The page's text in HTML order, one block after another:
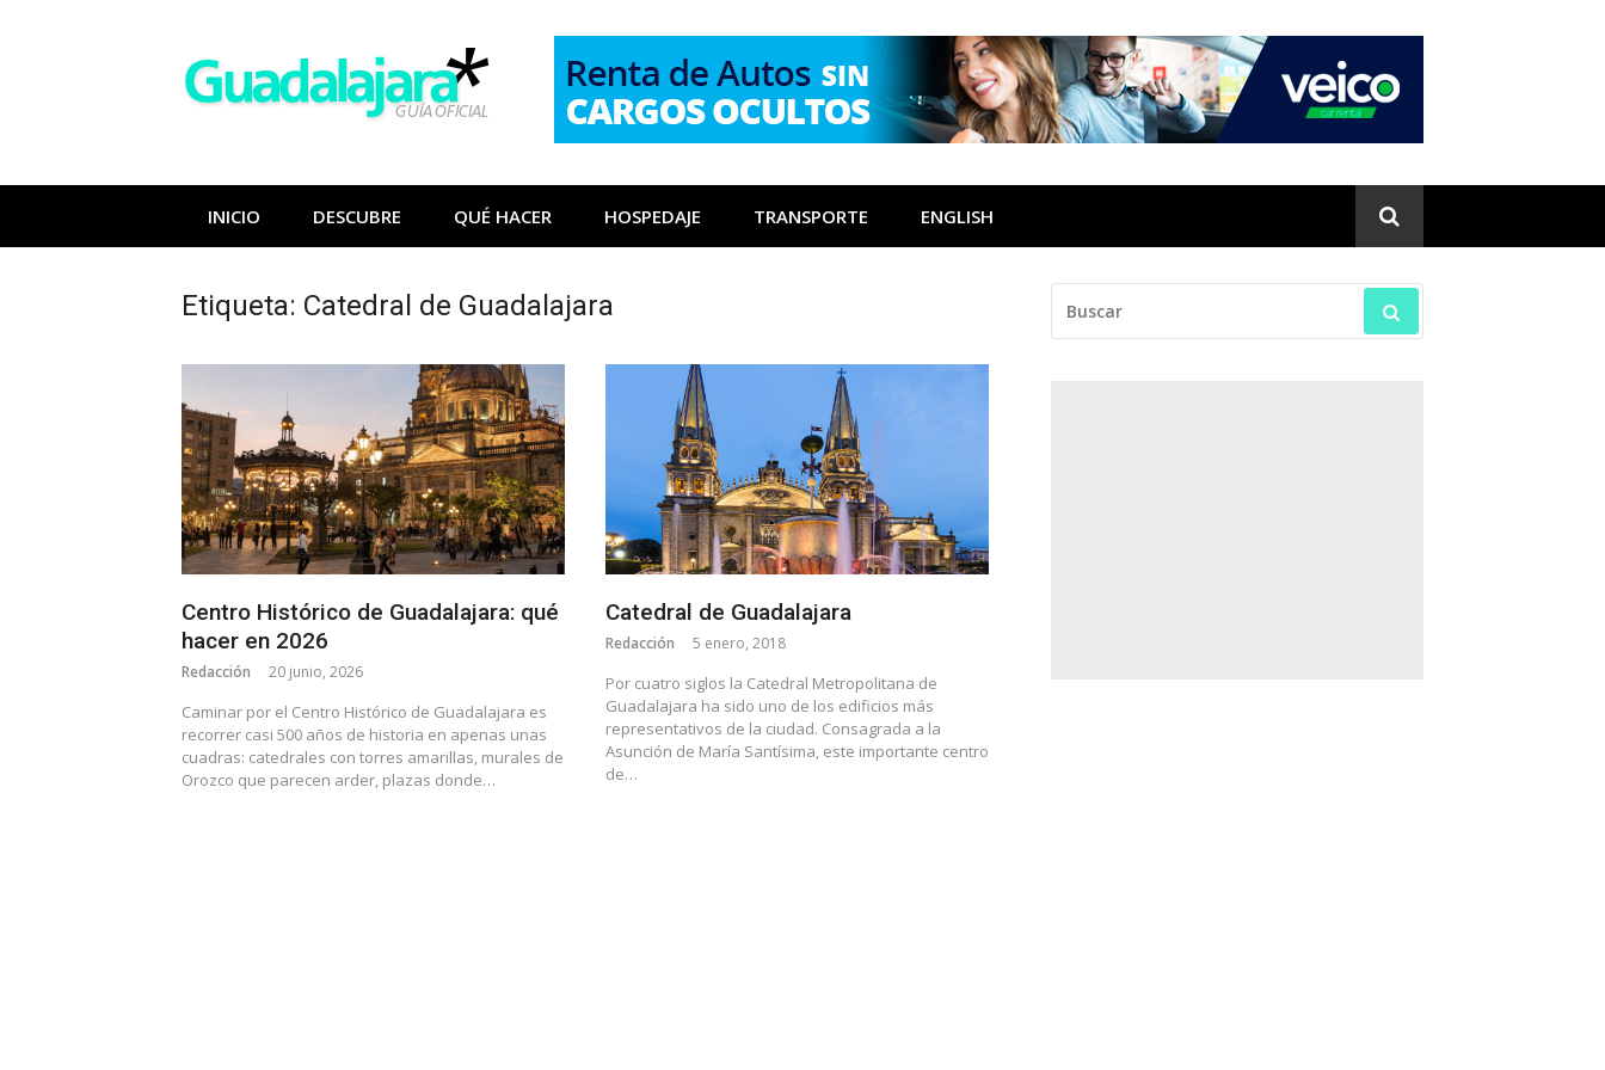
INICIO DESCUBRE QUÉ HACER HOSPEDAJE TRANSPORTE ENGLISH
Etiqueta: Catedral de Guadalajara
Centro Histórico de Guadalajara: qué
hacer en 2026
Redacción 20 junio, 2026
Caminar por el Centro Histórico de Guadalajara es
recorrer casi 500 años de historia en apenas unas
cuadras: catedrales con torres amarillas, murales de
Orozco que parecen arder, plazas donde…
Catedral de Guadalajara
Redacción 5 enero, 2018
Por cuatro siglos la Catedral Metropolitana de
Guadalajara ha sido uno de los edificios más
representativos de la ciudad. Consagrada a la
Asunción de María Santísima, este importante centro
de…